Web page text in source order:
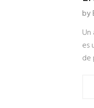
by
es
de